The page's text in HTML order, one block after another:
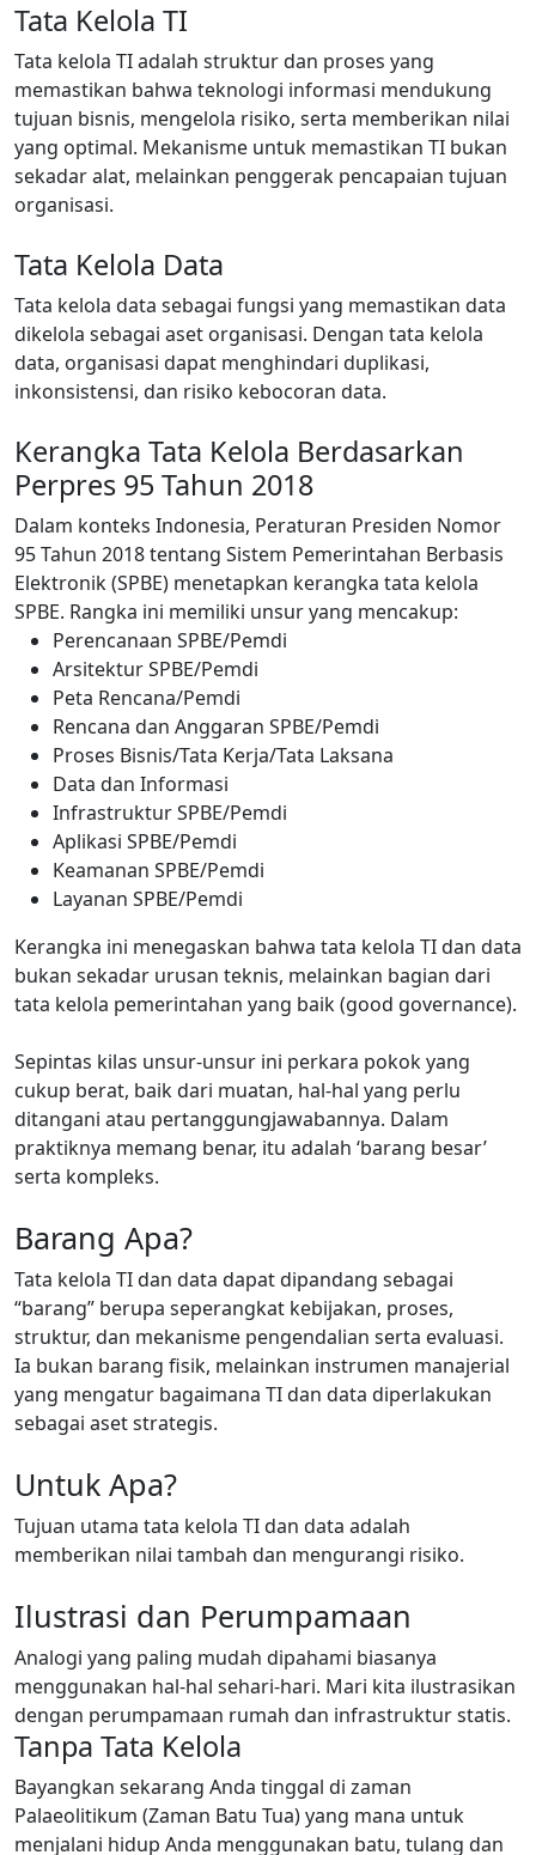
Tata Kelola TI
Tata kelola TI adalah struktur dan proses yang
memastikan bahwa teknologi informasi mendukung
tujuan bisnis, mengelola risiko, serta memberikan nilai
yang optimal. Mekanisme untuk memastikan TI bukan
sekadar alat, melainkan penggerak pencapaian tujuan
organisasi.
Tata Kelola Data
Tata kelola data sebagai fungsi yang memastikan data
dikelola sebagai aset organisasi. Dengan tata kelola
data, organisasi dapat menghindari duplikasi,
inkonsistensi, dan risiko kebocoran data.
Kerangka Tata Kelola Berdasarkan
Perpres 95 Tahun 2018
Dalam konteks Indonesia, Peraturan Presiden Nomor
95 Tahun 2018 tentang Sistem Pemerintahan Berbasis
Elektronik (SPBE) menetapkan kerangka tata kelola
SPBE. Rangka ini memiliki unsur yang mencakup:
Perencanaan SPBE/Pemdi
Arsitektur SPBE/Pemdi
Peta Rencana/Pemdi
Rencana dan Anggaran SPBE/Pemdi
Proses Bisnis/Tata Kerja/Tata Laksana
Data dan Informasi
Infrastruktur SPBE/Pemdi
Aplikasi SPBE/Pemdi
Keamanan SPBE/Pemdi
Layanan SPBE/Pemdi
Kerangka ini menegaskan bahwa tata kelola TI dan data
bukan sekadar urusan teknis, melainkan bagian dari
tata kelola pemerintahan yang baik (good governance).
Sepintas kilas unsur-unsur ini perkara pokok yang
cukup berat, baik dari muatan, hal-hal yang perlu
ditangani atau pertanggungjawabannya. Dalam
praktiknya memang benar, itu adalah ‘barang besar’
serta kompleks.
Barang Apa?
Tata kelola TI dan data dapat dipandang sebagai
“barang” berupa seperangkat kebijakan, proses,
struktur, dan mekanisme pengendalian serta evaluasi.
Ia bukan barang fisik, melainkan instrumen manajerial
yang mengatur bagaimana TI dan data diperlakukan
sebagai aset strategis.
Untuk Apa?
Tujuan utama tata kelola TI dan data adalah
memberikan nilai tambah dan mengurangi risiko.
Ilustrasi dan Perumpamaan
Analogi yang paling mudah dipahami biasanya
menggunakan hal-hal sehari-hari. Mari kita ilustrasikan
dengan perumpamaan rumah dan infrastruktur statis.
Tanpa Tata Kelola
Bayangkan sekarang Anda tinggal di zaman
Palaeolitikum (Zaman Batu Tua) yang mana untuk
menjalani hidup Anda menggunakan batu, tulang dan